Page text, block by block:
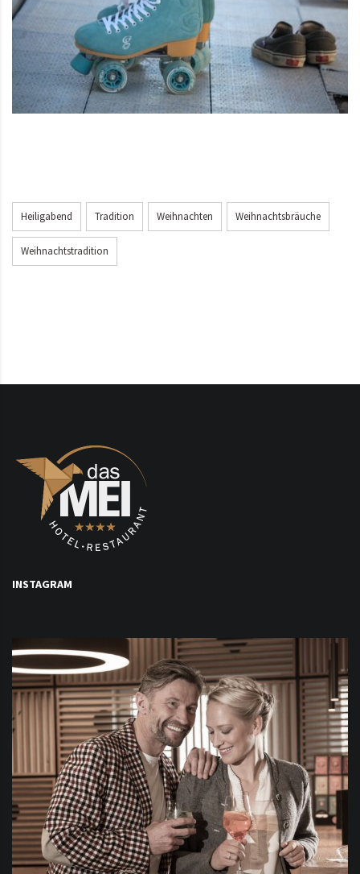
Heiligabend Tradition Weihnachten Weihnachtsbräuche
Weihnachtstradition
INSTAGRAM